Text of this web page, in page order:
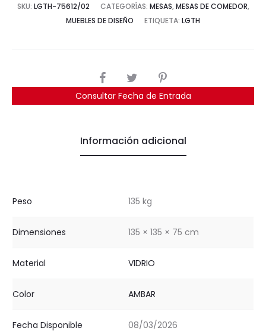
Consultar Fecha de Entrada
SKU: LGTH-75612/02 CATEGORÍAS: MESAS, MESAS DE COMEDOR,
MUEBLES DE DISEÑO
ETIQUETA: LGTH
COMPARTIR
Información adicional
Peso 135 kg
Dimensiones 135 × 135 × 75 cm
Material VIDRIO
Color AMBAR
Fecha Disponible 08/03/2026